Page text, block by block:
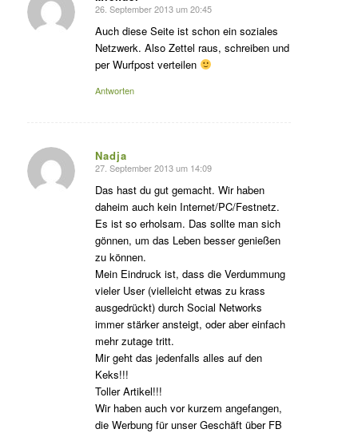
sagte:
26. September 2013 um 20:45
Auch diese Seite ist schon ein soziales
Netzwerk. Also Zettel raus, schreiben und
per Wurfpost verteilen
Antworten
Nadja
sagte:
27. September 2013 um 14:09
Das hast du gut gemacht. Wir haben
daheim auch kein Internet/PC/Festnetz.
Es ist so erholsam. Das sollte man sich
gönnen, um das Leben besser genießen
zu können.
Mein Eindruck ist, dass die Verdummung
vieler User (vielleicht etwas zu krass
ausgedrückt) durch Social Networks
immer stärker ansteigt, oder aber einfach
mehr zutage tritt.
Mir geht das jedenfalls alles auf den
Keks!!!
Toller Artikel!!!
Wir haben auch vor kurzem angefangen,
die Werbung für unser Geschäft über FB